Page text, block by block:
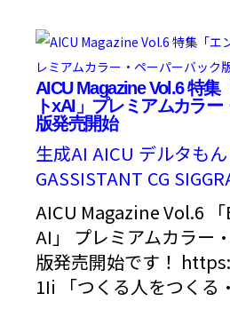
AICU Magazine Vol.6 特
トxAI」プレミアムカラ
版発売開始
生成AI AICU デルタもん
GASSISTANT CG
AICU Magazine Vol.6
AI」 プレミアムカラー
版発売開始です！
1Ii 「つくる人をつくる